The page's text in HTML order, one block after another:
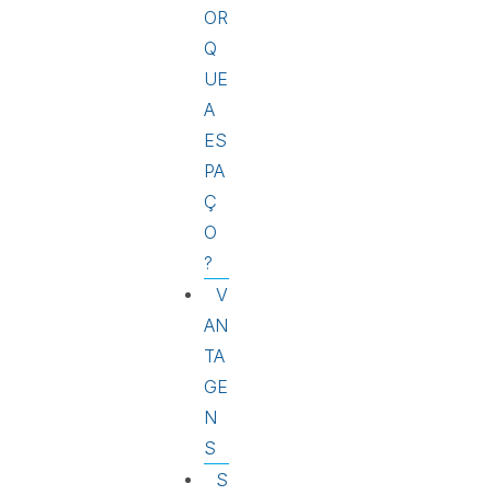
OR
Q
UE
A
ES
PA
Ç
O
?
V
AN
TA
GE
N
S
S